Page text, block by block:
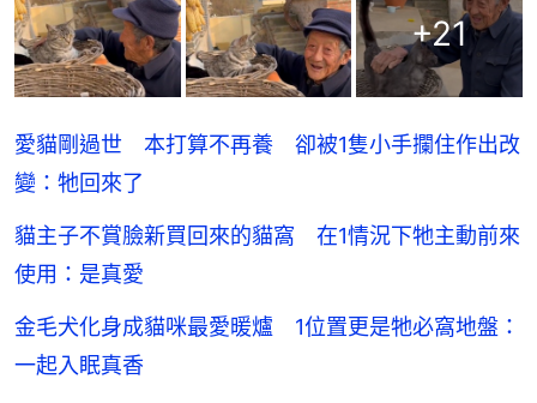
+21
愛貓剛過世 本打算不再養 卻被1隻小手攔住作出改
變：牠回來了
貓主子不賞臉新買回來的貓窩 在1情況下牠主動前來
使用：是真愛
金毛犬化身成貓咪最愛暖爐 1位置更是牠必窩地盤：
一起入眠真香